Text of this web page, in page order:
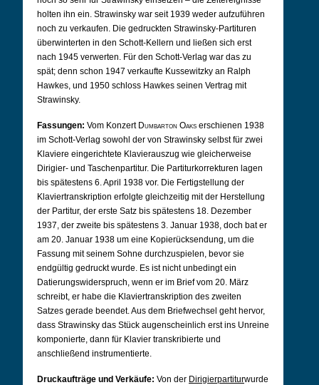
holten ihn ein. Strawinsky war seit 1939 weder aufzuführen
noch zu verkaufen. Die gedruckten Strawinsky-Partituren
überwinterten in den Schott-Kellern und ließen sich erst
nach 1945 verwerten. Für den Schott-Verlag war das zu
spät; denn schon 1947 verkaufte Kussewitzky an Ralph
Hawkes, und 1950 schloss Hawkes seinen Vertrag mit
Strawinsky.
Fassungen: Vom Konzert Dumbarton Oaks erschienen 1938
im Schott-Verlag sowohl der von Strawinsky selbst für zwei
Klaviere eingerichtete Klavierauszug wie gleicherweise
Dirigier- und Taschenpartitur. Die Partiturkorrekturen lagen
bis spätestens 6. April 1938 vor. Die Fertigstellung der
Klaviertranskription erfolgte gleichzeitig mit der Herstellung
der Partitur, der erste Satz bis spätestens 18. Dezember
1937, der zweite bis spätestens 3. Januar 1938, doch bat er
am 20. Januar 1938 um eine Kopierücksendung, um die
Fassung mit seinem Sohne durchzuspielen, bevor sie
endgültig gedruckt wurde. Es ist nicht unbedingt ein
Datierungswiderspruch, wenn er im Brief vom 20. März
schreibt, er habe die Klaviertranskription des zweiten
Satzes gerade beendet. Aus dem Briefwechsel geht hervor,
dass Strawinsky das Stück augenscheinlich erst ins Unreine
komponierte, dann für Klavier transkribierte und
anschließend instrumentierte.
Druckaufträge und Verkäufe: Von der Dirigierpartiturwurde